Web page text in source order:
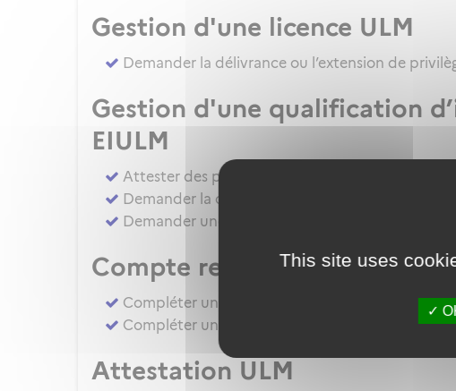
This site uses
Gestion d'une licence ULM
Demander la délivrance ou l’extension de
Gestion d'une qualification
EIULM
Attester des prérequis pour devenir formateur
Demander la délivrance, la prorogation, le
Demander une autorisation d'examinateur
Compte rendu d’épreuve
Compléter un compte rendu d'épreuve
Compléter un compte rendu d'épreuve
Attestation ULM